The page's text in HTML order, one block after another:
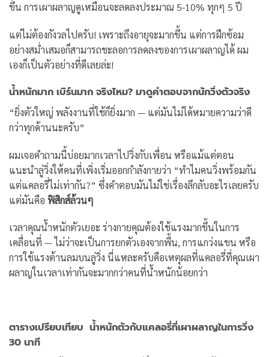
ขึ้น การเผาผลาญดูเหมือนจะลดลงประมาณ 5-10% ทุกๆ 5 ปี
แต่ไม่ต้องกังวลไปครับ! เพราะถึงอายุจะมากขึ้น แต่การฝึกซ้อม
อย่างสม่ำเสมอก็สามารถชะลอการลดลงของการเผาผลาญได้ ผม
เองก็เป็นตัวอย่างที่ดีเลยล่ะ!
น้ำหนักมาก เบิร์นมาก จริงไหม? มาดูคำตอบจากนักวิ่งตัวจริง
“ยิ่งตัวใหญ่ พลังงานที่ใช้ก็ยิ่งมาก — แต่มันไม่ได้หมายความว่าดี
กว่าทุกด้านนะครับ”
ผมเจอคำถามนี้บ่อยมากเวลาไปวิ่งกับเพื่อน หรือแม้แต่ตอน
แนะนำลู่วิ่งให้คนที่เพิ่งเริ่มออกกำลังกายว่า “ทำไมคนวิ่งพร้อมกัน
แต่แคลอรี่ไม่เท่ากัน?” ซึ่งคำตอบมันไม่ใช่เรื่องลึกลับอะไรเลยครับ
แต่มันคือ ฟิสิกส์ล้วนๆ
เวลาคุณน้ำหนักตัวเยอะ ร่างกายคุณต้องใช้แรงมากขึ้นในการ
เคลื่อนที่ — ไม่ว่าจะเป็นการยกตัวเองจากพื้น, การแกว่งแขน หรือ
การใช้แรงต้านลมบนลู่วิ่ง นี่แหละครับคือเหตุผลที่แคลอรี่ที่คุณเผา
ผลาญในเวลาเท่ากันจะมากกว่าคนที่น้ำหนักน้อยกว่า
ตารางเปรียบเทียบ น้ำหนักตัวกับแคลอรี่ที่เผาผลาญในการวิ่ง
30 นาที